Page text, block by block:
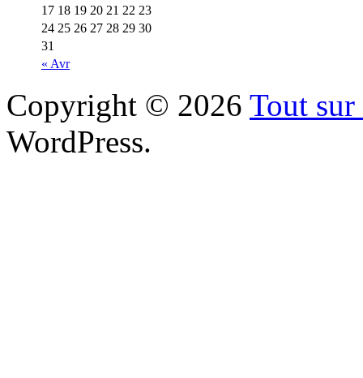
« Avr
17 18 19 20 21 22 23
24 25 26 27 28 29 30
31
Copyright © 2026 Tout
WordPress.